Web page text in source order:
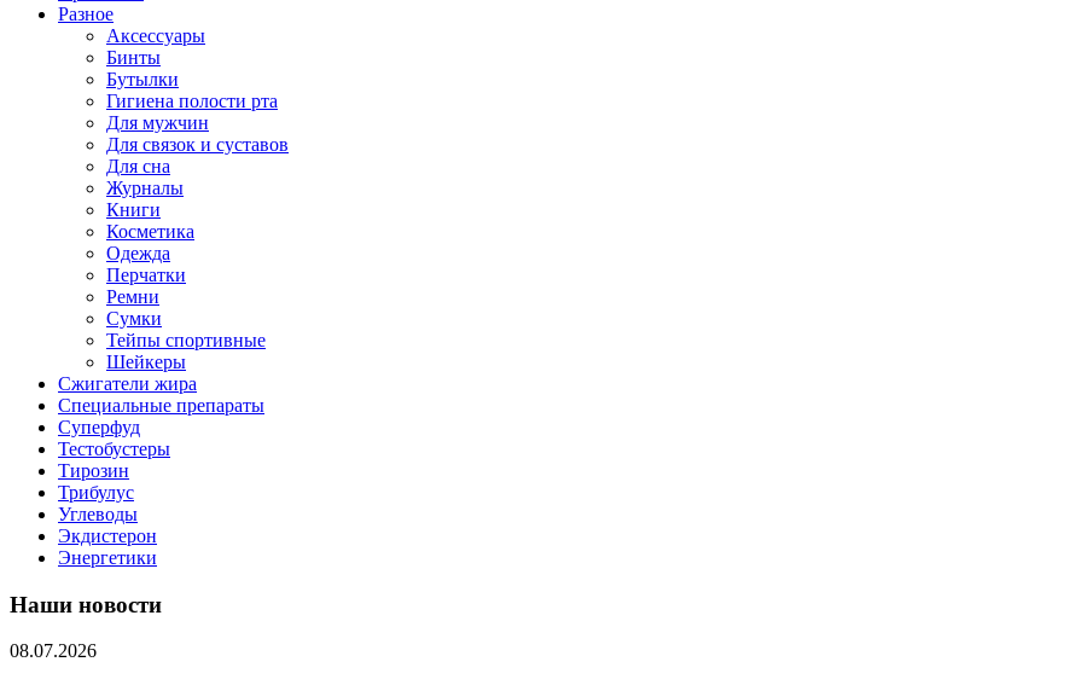
Разное
Аксессуары
Бинты
Бутылки
Гигиена полости рта
Для мужчин
Для связок и суставов
Для сна
Журналы
Книги
Косметика
Одежда
Перчатки
Ремни
Сумки
Тейпы спортивные
Шейкеры
Сжигатели жира
Специальные препараты
Суперфуд
Тестобустеры
Тирозин
Трибулус
Углеводы
Экдистерон
Энергетики
Наши новости
08.07.2026